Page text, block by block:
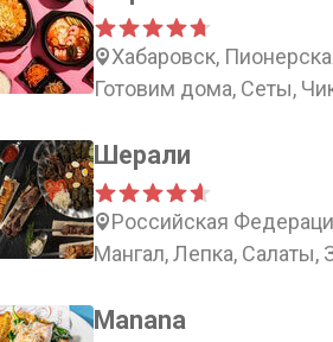
Хабаровск,
Готовим дома, Сеты,
Шерали
Российская
Мангал, Лепка, Салаты,
Manana